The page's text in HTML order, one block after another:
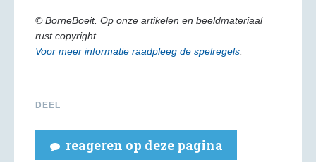
© BorneBoeit. Op onze artikelen en beeldmateriaal
rust copyright.
Voor meer informatie raadpleeg de spelregels
DEEL
reageren op deze pagina